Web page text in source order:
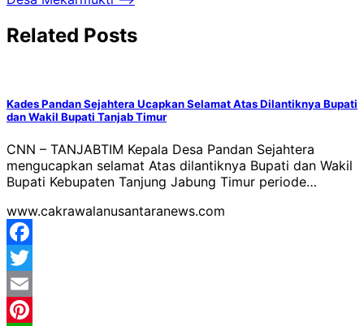
Related Posts
Kades Pandan Sejahtera Ucapkan Selamat Atas Dilantiknya Bupati
dan Wakil Bupati Tanjab Timur
CNN – TANJABTIM Kepala Desa Pandan Sejahtera
mengucapkan selamat Atas dilantiknya Bupati dan Wakil
Bupati Kebupaten Tanjung Jabung Timur periode…
www.cakrawalanusantaranews.com
Facebook
Twitter
Email